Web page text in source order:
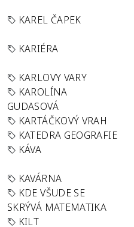
KAREL ČAPEK
KARIÉRA
KARLOVY VARY
KAROLÍNA
GUDASOVÁ
KARTÁČKOVÝ VRAH
KATEDRA GEOGRAFIE
KÁVA
KAVÁRNA
KDE VŠUDE SE
SKRÝVÁ MATEMATIKA
KILT